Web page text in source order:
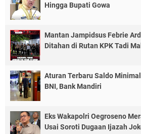
Hingga Bupati Gowa
Mantan Jampidsus Febrie
Ditahan di Rutan KPK Tadi
Aturan Terbaru Saldo Minimal
BNI, Bank Mandiri
Eks Wakapolri Oegroseno
Usai Soroti Dugaan Ijazah